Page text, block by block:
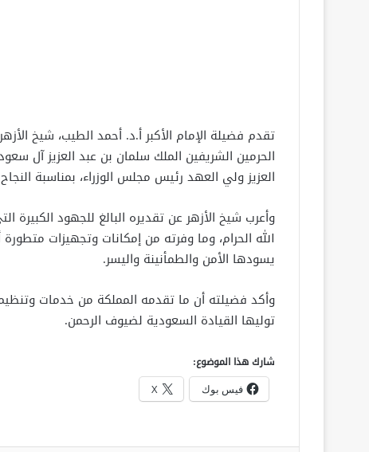
تقدم فضيلة الإمام الأكبر أ.د. أحمد الطيب، شيخ
الحرمين الشريفين الملك سلمان بن عبد العزيز آل
العزيز ولي العهد رئيس مجلس الوزراء، بمناسبة
وأعرب شيخ الأزهر عن تقديره البالغ للجهود
الله الحرام، وما وفرته من إمكانات وتجهيزات
يسودها الأمن والطمأنينة واليسر.
وأكد فضيلته أن ما تقدمه المملكة من خدمات
توليها القيادة السعودية لضيوف الرحمن.
شارك هذا الموضوع:
فيس بوك X